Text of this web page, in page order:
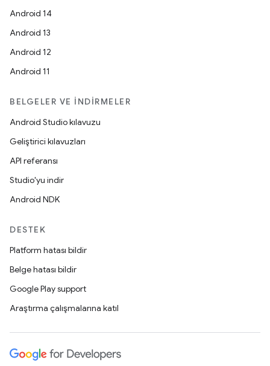
Android 14
Android 13
Android 12
Android 11
BELGELER VE İNDIRMELER
Android Studio kılavuzu
Geliştirici kılavuzları
API referansı
Studio'yu indir
Android NDK
DESTEK
Platform hatası bildir
Belge hatası bildir
Google Play support
Araştırma çalışmalarına katıl